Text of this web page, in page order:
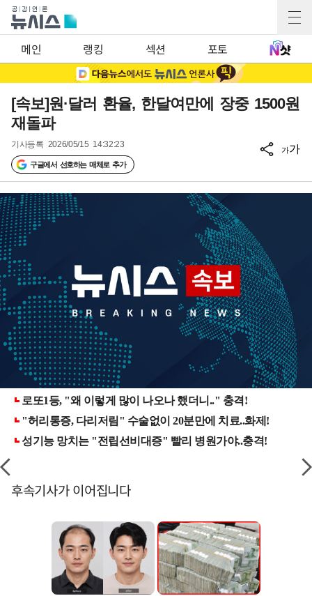
메인 랭킹 섹션 포토
[속보]원·달러 환율, 한달여만에 장중 1500원
재돌파
기사등록 2026/05/15 14:32:23
구글에서 선호하는 매체로 추가
가가
후속기사가 이어집니다